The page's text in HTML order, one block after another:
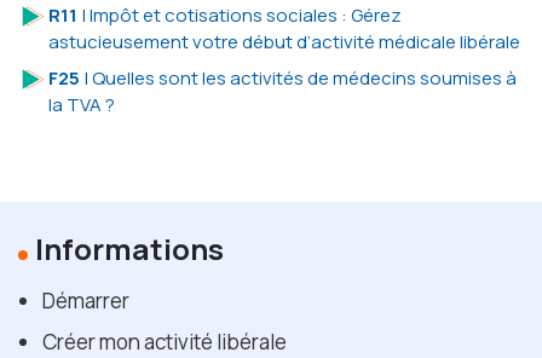
R11 | Impôt et cotisations sociales : Gérez
astucieusement votre début d’activité médicale libérale
F25 | Quelles sont les activités de médecins soumises à
la TVA ?
Informations
Démarrer
Créer mon activité libérale